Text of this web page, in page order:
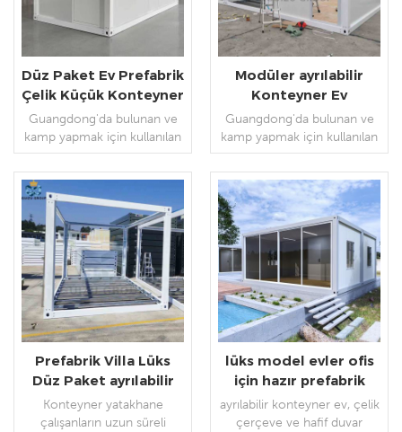
Düz Paket Ev Prefabrik
Çelik Küçük Konteyner
Ev
Guangdong'da bulunan ve
kamp yapmak için kullanılan
bir proje, yanınızda veya
yanınızda koridor ve
merdivenler var.
DEVAMINI OKU
Modüler ayrılabilir
Konteyner Ev
Özelleştirilmiş
Hareketli Taşınabilir
Guangdong'da bulunan ve
kamp yapmak için kullanılan
bir proje, yanınızda veya
yanınızda koridor ve
merdivenler var.
DEVAMINI OKU
Prefabrik Villa Lüks
Düz Paket ayrılabilir
konteyner ev
Konteyner yatakhane
çalışanların uzun süreli
lüks model evler ofis
için hazır prefabrik
küçük ev
ayrılabilir konteyner ev, çelik
çerçeve ve hafif duvar